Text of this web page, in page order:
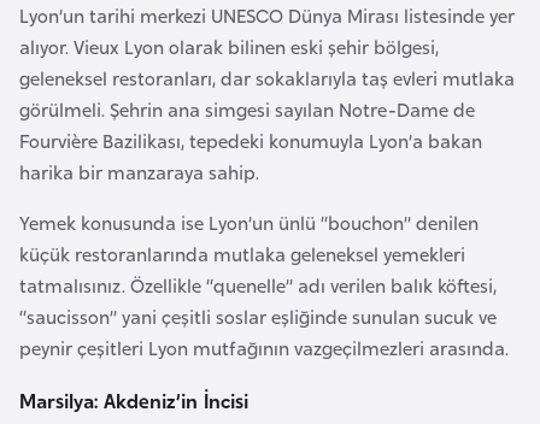
Lyon’un tarihi merkezi UNESCO Dünya Mirası listesinde yer
alıyor. Vieux Lyon olarak bilinen eski şehir bölgesi,
geleneksel restoranları, dar sokaklarıyla taş evleri mutlaka
görülmeli. Şehrin ana simgesi sayılan Notre-Dame de
Fourvière Bazilikası, tepedeki konumuyla Lyon’a bakan
harika bir manzaraya sahip.
Yemek konusunda ise Lyon’un ünlü “bouchon” denilen
küçük restoranlarında mutlaka geleneksel yemekleri
tatmalısınız. Özellikle “quenelle” adı verilen balık köftesi,
“saucisson” yani çeşitli soslar eşliğinde sunulan sucuk ve
peynir çeşitleri Lyon mutfağının vazgeçilmezleri arasında.
Marsilya: Akdeniz’in İncisi
o
s
n
a
H
e
e
u